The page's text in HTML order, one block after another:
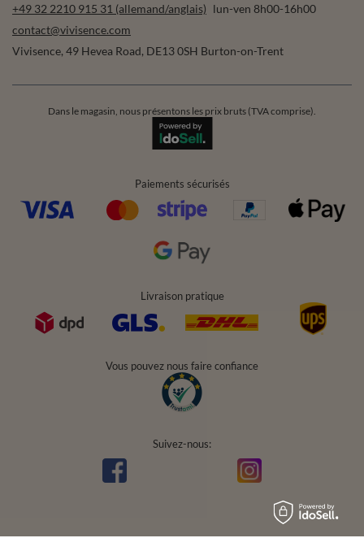
+49 32 2210 915 31 (allemand/anglais) lun-ven 8h00-16h00
contact@vivisence.com
Vivisence, 49 Hevea Road, DE13 0SH Burton-on-Trent
Dans le magasin, nous présentons les prix bruts (TVA comprise).
Paiements sécurisés
Livraison pratique
Vous pouvez nous faire confiance
Suivez-nous: